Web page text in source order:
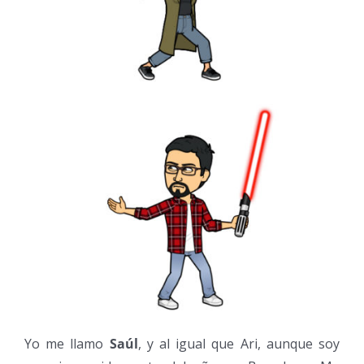
Yo me llamo Saúl, y al igual que Ari, aunque soy